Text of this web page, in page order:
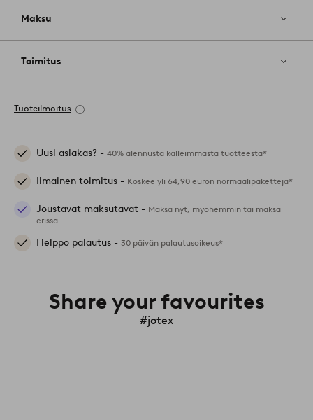
Maksu
Toimitus
Tuoteilmoitus
Uusi asiakas? - 40% alennusta kalleimmasta tuotteesta*
Ilmainen toimitus - Koskee yli 64,90 euron normaalipaketteja*
Joustavat maksutavat - Maksa nyt, myöhemmin tai maksa
erissä
Helppo palautus - 30 päivän palautusoikeus*
Share your favourites
#jotex